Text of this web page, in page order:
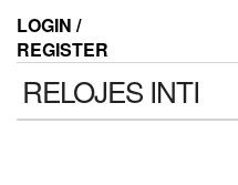
LOGIN /
REGISTER
RELOJES INTI